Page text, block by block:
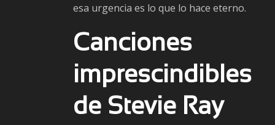
esa urgencia es lo que lo hace eterno.
Canciones
imprescindibles
de Stevie Ray